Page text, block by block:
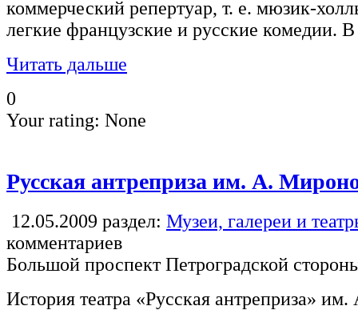
коммерческий репертуар, т. е. мюзик-
легкие французские и русские комедии. В
Читать дальше
0
Your rating: None
Русская антреприза им. А.
12.05.2009 раздел: Музеи, галереи и
комментариев
Большой проспект Петроградской
История театра «Русская антреприза»